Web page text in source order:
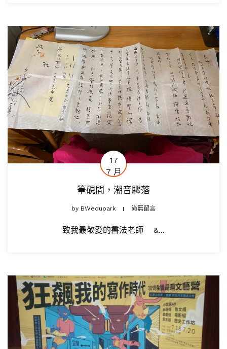
17
7 月
筆硯間，潮音驟落
by BWedupark 尚無留言
致我最敬愛的書法老師 &...